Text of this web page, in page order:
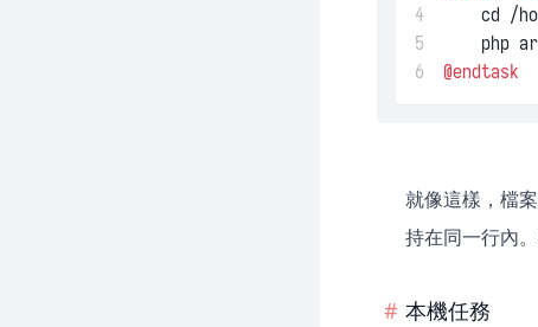
4
cd /
5
php
6
@endtask
就像這樣，檔
持在同一行內
本機任務